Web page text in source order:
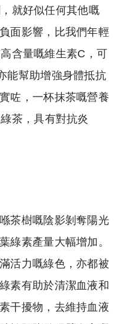
就好似任何其他嘅
面影響，比我們年輕
含量嘅維生素C，可
能幫助增強身體抵抗
咗，一杯抹茶嘅營養
茶，具有對抗炎
茶樹嘅陰影剝奪陽光
綠素產量大幅增加。
活力嘅綠色，亦都被
素有助於清潔血液和
干擾物，去維持血液